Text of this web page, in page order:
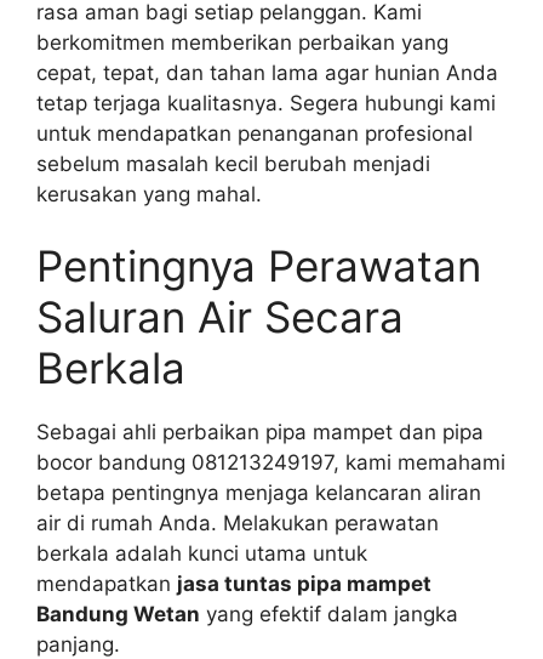
rasa aman bagi setiap pelanggan. Kami
berkomitmen memberikan perbaikan yang
cepat, tepat, dan tahan lama agar hunian Anda
tetap terjaga kualitasnya. Segera hubungi kami
untuk mendapatkan penanganan profesional
sebelum masalah kecil berubah menjadi
kerusakan yang mahal.
Pentingnya Perawatan
Saluran Air Secara
Berkala
Sebagai ahli perbaikan pipa mampet dan pipa
bocor bandung 081213249197, kami memahami
betapa pentingnya menjaga kelancaran aliran
air di rumah Anda. Melakukan perawatan
berkala adalah kunci utama untuk
mendapatkan jasa tuntas pipa mampet
Bandung Wetan yang efektif dalam jangka
panjang.